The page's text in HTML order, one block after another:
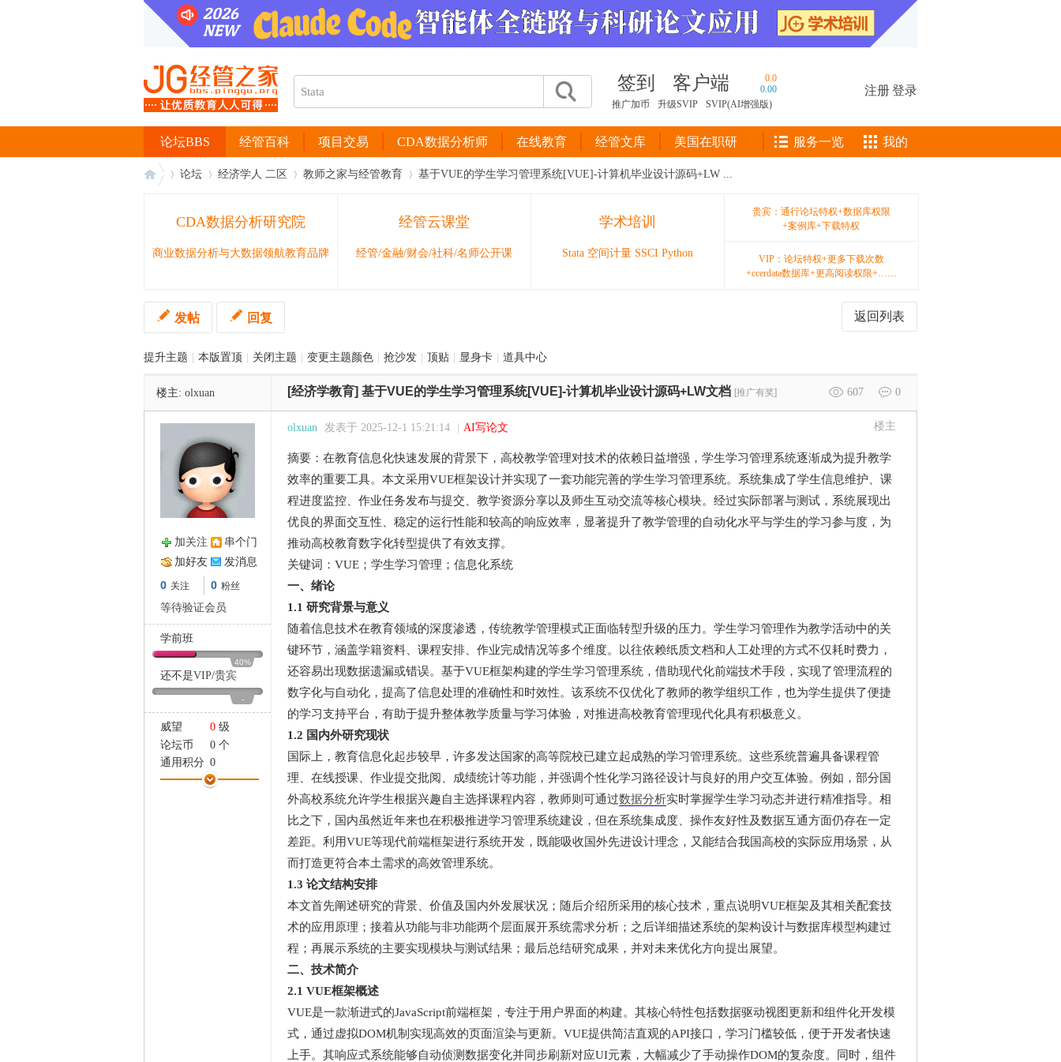
签到 客户端
0.0
0.00
推广加币
升级SVIP SVIP(AI增强版)
注册登录
经管百科 项目交易 CDA数据分析师 在线教育 经管文库 美国在职研
论坛BBS 服务一览 我的
家
论坛 经济学人 二区 教师之家与经管教育 基于VUE的学生学习管理系统[VUE]-计算机毕业设计源码+LW ...
CDA数据分析研究院
商业数据分析与大数据领航教育品牌
经管云课堂
经管/金融/财会/社科/名师公开课
学术培训
Stata 空间计量 SSCI Python
贵宾：通行论坛特权+数据库权限
+案例库+下载特权
VIP：论坛特权+更多下载次数
+ccerdata数据库+更高阅读权限+……
返回列表
发帖 回复
提升主题 本版置顶 关闭主题 变更主题颜色 抢沙发 顶贴 显身卡 道具中心
楼主: olxuan 607 0
[经济学教育] 基于VUE的学生学习管理系统[VUE]-计算机毕业设计源码+LW文档 [推广有奖]
加关注
串个门
加好友
发消息
0 关注 0 粉丝
等待验证会员
学前班
40%
还不是VIP/贵宾
-
威望 0 级
论坛币
0 个
通用积分 0
学术水平
0 点
楼主
olxuan 发表于 2025-12-1 15:21:14 AI写论文
摘要：在教育信息化快速发展的背景下，高校教学管理对技术的依赖日益增强，学生学习管理系统逐渐成为提升教学
效率的重要工具。本文采用VUE框架设计并实现了一套功能完善的学生学习管理系统。系统集成了学生信息维护、课
程进度监控、作业任务发布与提交、教学资源分享以及师生互动交流等核心模块。经过实际部署与测试，系统展现出
优良的界面交互性、稳定的运行性能和较高的响应效率，显著提升了教学管理的自动化水平与学生的学习参与度，为
推动高校教育数字化转型提供了有效支撑。
关键词：VUE；学生学习管理；信息化系统
一、绪论
1.1 研究背景与意义
随着信息技术在教育领域的深度渗透，传统教学管理模式正面临转型升级的压力。学生学习管理作为教学活动中的关
键环节，涵盖学籍资料、课程安排、作业完成情况等多个维度。以往依赖纸质文档和人工处理的方式不仅耗时费力，
还容易出现数据遗漏或错误。基于VUE框架构建的学生学习管理系统，借助现代化前端技术手段，实现了管理流程的
数字化与自动化，提高了信息处理的准确性和时效性。该系统不仅优化了教师的教学组织工作，也为学生提供了便捷
的学习支持平台，有助于提升整体教学质量与学习体验，对推进高校教育管理现代化具有积极意义。
1.2 国内外研究现状
国际上，教育信息化起步较早，许多发达国家的高等院校已建立起成熟的学习管理系统。这些系统普遍具备课程管
理、在线授课、作业提交批阅、成绩统计等功能，并强调个性化学习路径设计与良好的用户交互体验。例如，部分国
外高校系统允许学生根据兴趣自主选择课程内容，教师则可通过数据分析实时掌握学生学习动态并进行精准指导。相
比之下，国内虽然近年来也在积极推进学习管理系统建设，但在系统集成度、操作友好性及数据互通方面仍存在一定
差距。利用VUE等现代前端框架进行系统开发，既能吸收国外先进设计理念，又能结合我国高校的实际应用场景，从
而打造更符合本土需求的高效管理系统。
1.3 论文结构安排
本文首先阐述研究的背景、价值及国内外发展状况；随后介绍所采用的核心技术，重点说明VUE框架及其相关配套技
术的应用原理；接着从功能与非功能两个层面展开系统需求分析；之后详细描述系统的架构设计与数据库模型构建过
程；再展示系统的主要实现模块与测试结果；最后总结研究成果，并对未来优化方向提出展望。
二、技术简介
2.1 VUE框架概述
VUE是一款渐进式的JavaScript前端框架，专注于用户界面的构建。其核心特性包括数据驱动视图更新和组件化开发模
式，通过虚拟DOM机制实现高效的页面渲染与更新。VUE提供简洁直观的API接口，学习门槛较低，便于开发者快速
上手。其响应式系统能够自动侦测数据变化并同步刷新对应UI元素，大幅减少了手动操作DOM的复杂度。同时，组件